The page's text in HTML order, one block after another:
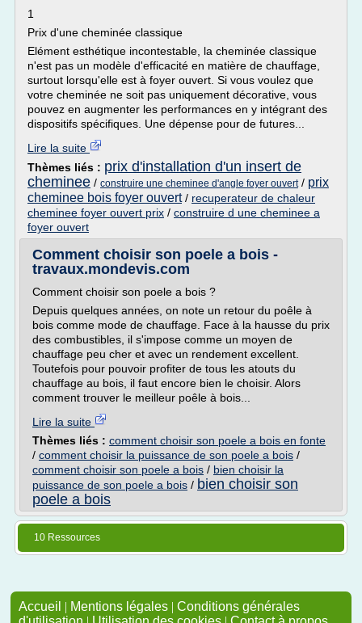
1
Prix d'une cheminée classique
Elément esthétique incontestable, la cheminée classique
n'est pas un modèle d'efficacité en matière de chauffage,
surtout lorsqu'elle est à foyer ouvert. Si vous voulez que
votre cheminée ne soit pas uniquement décorative, vous
pouvez en augmenter les performances en y intégrant des
dispositifs spécifiques. Une dépense pour de futures...
Lire la suite
Thèmes liés : prix d'installation d'un insert de
cheminee / construire une cheminee d'angle foyer ouvert/ prix
cheminee bois foyer ouvert/ recuperateur de chaleur
cheminee foyer ouvert prix / construire d une cheminee a
foyer ouvert
Comment choisir son poele a bois -
travaux.mondevis.com
Comment choisir son poele a bois ?
Depuis quelques années, on note un retour du poêle à
bois comme mode de chauffage. Face à la hausse du prix
des combustibles, il s'impose comme un moyen de
chauffage peu cher et avec un rendement excellent.
Toutefois pour pouvoir profiter de tous les atouts du
chauffage au bois, il faut encore bien le choisir. Alors
comment trouver le meilleur poêle à bois...
Lire la suite
Thèmes liés : comment choisir son poele a bois en fonte
/ comment choisir la puissance de son poele a bois /
comment choisir son poele a bois / bien choisir la
puissance de son poele a bois / bien choisir son
poele a bois
10 Ressources
Accueil | Mentions légales | Conditions générales